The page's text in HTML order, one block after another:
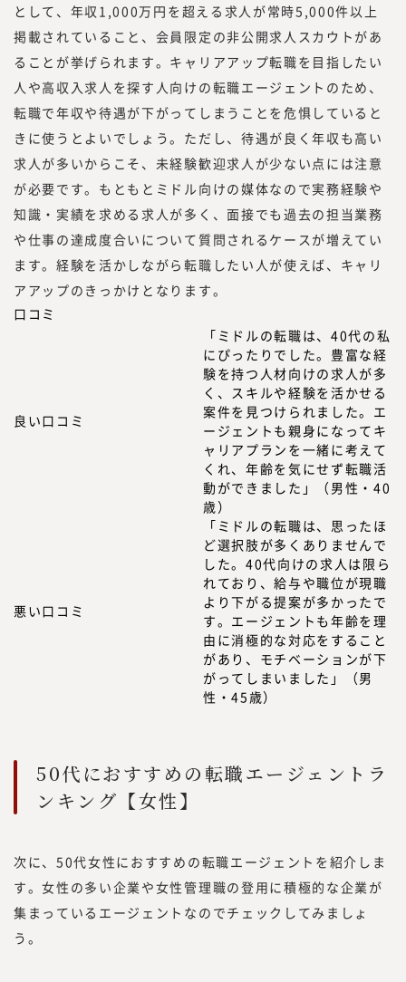
として、年収1,000万円を超える求人が常時5,000件以上
掲載されていること、会員限定の非公開求人スカウトがあ
ることが挙げられます。キャリアアップ転職を目指したい
人や高収入求人を探す人向けの転職エージェントのため、
転職で年収や待遇が下がってしまうことを危惧していると
きに使うとよいでしょう。ただし、待遇が良く年収も高い
求人が多いからこそ、未経験歓迎求人が少ない点には注意
が必要です。もともとミドル向けの媒体なので実務経験や
知識・実績を求める求人が多く、面接でも過去の担当業務
や仕事の達成度合いについて質問されるケースが増えてい
ます。経験を活かしながら転職したい人が使えば、キャリ
アアップのきっかけとなります。
口コミ
良い口コミ
「ミドルの転職は、40代の私
にぴったりでした。豊富な経
験を持つ人材向けの求人が多
く、スキルや経験を活かせる
案件を見つけられました。エ
ージェントも親身になってキ
ャリアプランを一緒に考えて
くれ、年齢を気にせず転職活
動ができました」（男性・40
歳）
悪い口コミ
「ミドルの転職は、思ったほ
ど選択肢が多くありませんで
した。40代向けの求人は限ら
れており、給与や職位が現職
より下がる提案が多かったで
す。エージェントも年齢を理
由に消極的な対応をすること
があり、モチベーションが下
がってしまいました」（男
性・45歳）
50代におすすめの転職エージェントラ
ンキング【女性】
次に、50代女性におすすめの転職エージェントを紹介しま
す。女性の多い企業や女性管理職の登用に積極的な企業が
集まっているエージェントなのでチェックしてみましょ
う。